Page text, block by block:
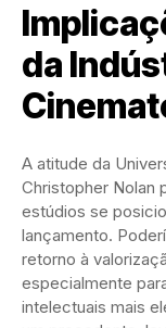
da
A atitude da
Christopher Nolan
estúdios se
lançamento.
retorno à
especialmente
intelectuais mais